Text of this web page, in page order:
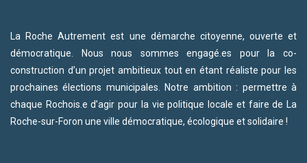
La Roche Autrement est une démarche citoyenne, ouverte et
démocratique. Nous nous sommes engagé.es pour la co-
construction d’un projet ambitieux tout en étant réaliste pour les
prochaines élections municipales. Notre ambition : permettre à
chaque Rochois.e d’agir pour la vie politique locale et faire de La
Roche-sur-Foron une ville démocratique, écologique et solidaire !